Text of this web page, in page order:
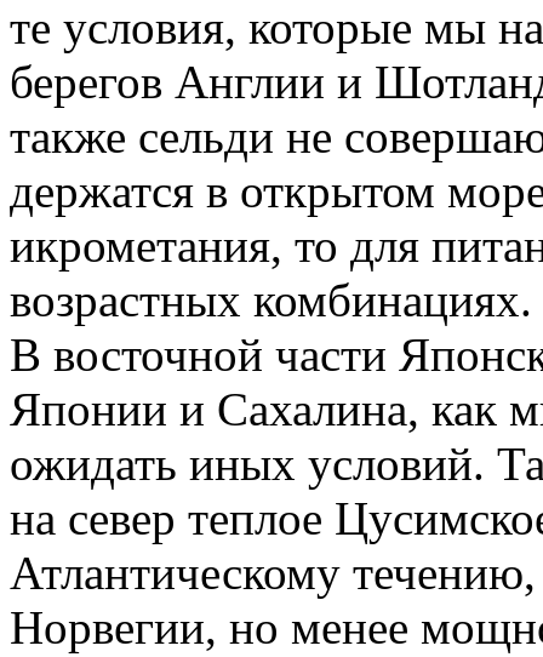
те условия, которые мы
берегов Англии и
также сельди не
держатся в открытом
икрометания, то для
возрастных комбинациях.
В восточной части
Японии и Сахалина, как
ожидать иных условий.
на север теплое
Атлантическому
Норвегии, но менее